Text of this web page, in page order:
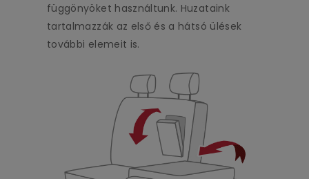
függönyöket használtunk. Huzataink
tartalmazzák az első és a hátsó ülések
további elemeit is.